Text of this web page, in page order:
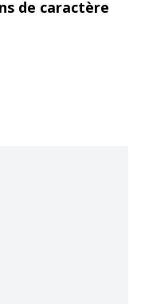
de caractère